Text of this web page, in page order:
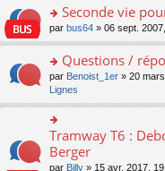
c
eu
s
ré
c
e
nt
o
n
pl
u
s
ré
c
e
nt
s
s
e
n
o
n
lu
le
pl
u
er
le
m
e
s
s
g
n
o
n
o
n
ult
er
le
m
e
s
Seconde vie
par bus64 » 06 sept.
o
s
ult
er
le
m
Questions /
par Benoist_1er » 20
Lignes
o
n
Tramway T6 :
Berger
par Billy » 15 avr. 2017,